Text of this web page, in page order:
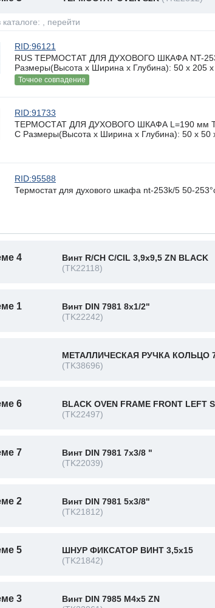
, перейти
RID:96121
RUS ТЕРМОСТАТ ДЛЯ ДУХОВОГО ШКАФА NT-253
Размеры(Высота х Ширина х Глубина): 50 x 205 х
Точное совпадение
RID:91733
ТЕРМОСТАТ ДЛЯ ДУХОВОГО ШКАФА L=190 мм
C Размеры(Высота х Ширина х Глубина): 50 x 50
RID:95588
Термостат для духового шкафа nt-253k/5 50-
4
Винт R/CH C/CIL 3,9x9,5 ZN BLACK
(TK22118)
1
Винт DIN 7981 8x1/2"
(TK22242)
МЕТАЛЛИЧЕСКАЯ РУЧКА КОЛЬЦО
(TK38696)
6
BLACK OVEN FRAME FRONT LEFT
(TK22497)
7
Винт DIN 7981 7x3/8 "
(TK22039)
2
Винт DIN 7981 5x3/8"
(TK21812)
5
ШНУР ФИКСАТОР ВИНТ 3,5x15
(TK21842)
3
Винт DIN 7985 M4x5 ZN